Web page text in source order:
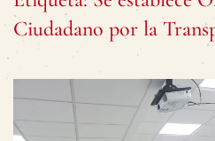
Ciudadano por la